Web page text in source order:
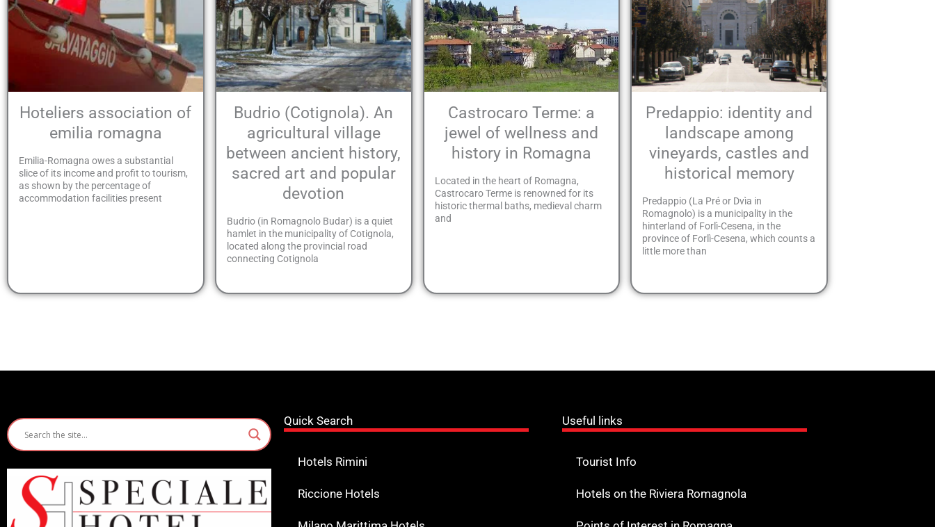
Hoteliers association of
emilia romagna
Emilia-Romagna owes a substantial
slice of its income and profit to tourism,
as shown by the percentage of
accommodation facilities present
Budrio (Cotignola). An
agricultural village
between ancient history,
sacred art and popular
devotion
Budrio (in Romagnolo Budar) is a quiet
hamlet in the municipality of Cotignola,
located along the provincial road
connecting Cotignola
Castrocaro Terme: a
jewel of wellness and
history in Romagna
Located in the heart of Romagna,
Castrocaro Terme is renowned for its
historic thermal baths, medieval charm
and
Predappio: identity and
landscape among
vineyards, castles and
historical memory
Predappio (La Pré or Dvìa in
Romagnolo) is a municipality in the
hinterland of Forlì-Cesena, in the
province of Forlì-Cesena, which counts a
little more than
Quick Search
Hotels Rimini
Riccione Hotels
Useful links
Tourist Info
Hotels on the Riviera Romagnola